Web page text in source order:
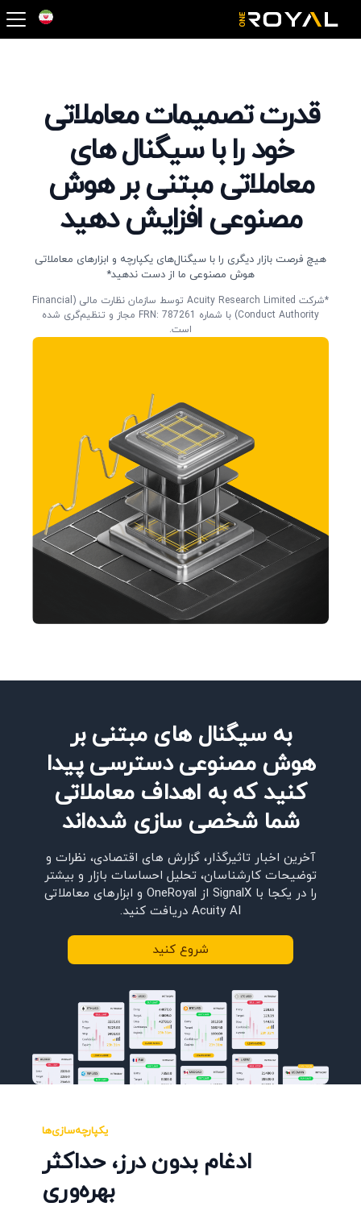
OneRoyal Home
قدرت تصمیمات معاملاتی
خود را با سیگنال‌ های
معاملاتی مبتنی بر هوش
مصنوعی افزایش دهید
هیچ فرصت بازار دیگری را با سیگنال‌های یکپارچه و ابزارهای معاملاتی
هوش مصنوعی ما از دست ندهید*
*شرکت Acuity Research Limited توسط سازمان نظارت مالی (Financial
Conduct Authority) با شماره FRN: 787261 مجاز و تنظیم‌گری شده
است.
به سیگنال‌ های مبتنی بر
هوش مصنوعی دسترسی پیدا
کنید که به اهداف معاملاتی
شما شخصی‌ سازی شده‌اند
آخرین اخبار تاثیرگذار، گزارش‌ های اقتصادی، نظرات و
توضیحات کارشناسان، تحلیل احساسات بازار و بیشتر
را در یکجا با SignalX از OneRoyal و ابزارهای معاملاتی
Acuity AI دریافت کنید.
شروع کنید
یکپارچه‌سازی‌ها
ادغام بدون درز، حداکثر
بهره‌وری